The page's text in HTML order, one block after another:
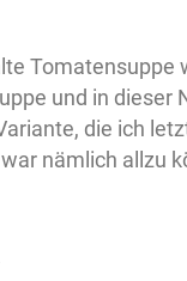
Tomatensuppe
und in dieser
die ich
nämlich allzu